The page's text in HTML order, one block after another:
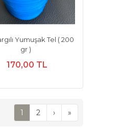
Yumuşak Tel ( 200
gr )
170,00 TL
1 2 › »